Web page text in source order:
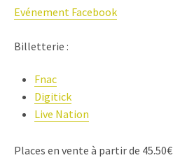
Evénement Facebook
Billetterie :
Fnac
Digitick
Live Nation
Places en vente à partir de 45.50€